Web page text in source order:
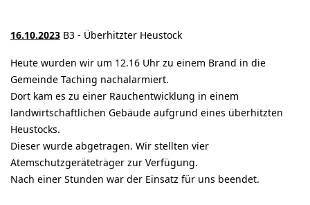
16.10.2023 B3 - Überhitzter Heustock
Heute wurden wir um 12.16 Uhr zu einem Brand in die
Gemeinde Taching nachalarmiert.
Dort kam es zu einer Rauchentwicklung in einem
landwirtschaftlichen Gebäude aufgrund eines überhitzten
Heustocks.
Dieser wurde abgetragen. Wir stellten vier
Atemschutzgeräteträger zur Verfügung.
Nach einer Stunden war der Einsatz für uns beendet.